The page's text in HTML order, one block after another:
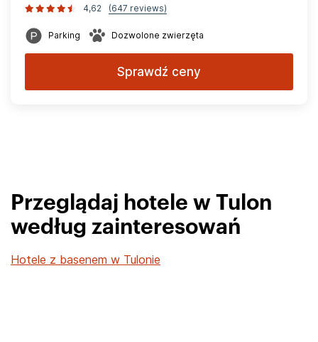
4,62 (647 reviews)
Parking Dozwolone zwierzęta
Sprawdź ceny
Przeglądaj hotele w Tulon
według zainteresowań
Hotele z basenem w Tulonie